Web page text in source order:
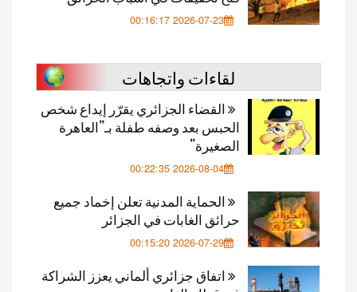
2026-07-23 00:16:17
لقاءات واتجاهات
القضاء الجزائري يقرّر إيداع شخص
الحبس بعد وصفه طفلة بـ”العاهرة
الصغيرة”
2026-08-04 00:22:35
الحماية المدنية تعلن إخماد جميع
حرائق الغابات في الجزائر
2026-07-29 00:15:20
اتفاق جزائري ألماني يعزز الشراكة